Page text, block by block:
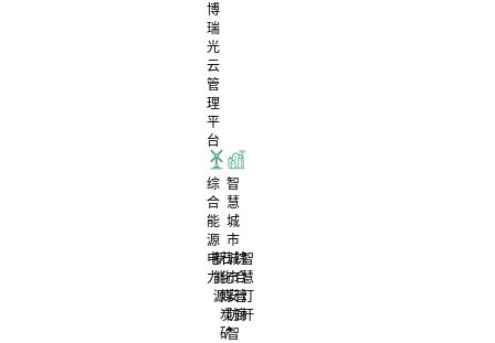
博
瑞
光
云
管
理
平
台
综
合
能
源
电
力
新
能
源
石
化
煤
炭
矿
智
慧
城
市
城
市
安
防
综
合
管
廊
智
慧
灯
杆
智